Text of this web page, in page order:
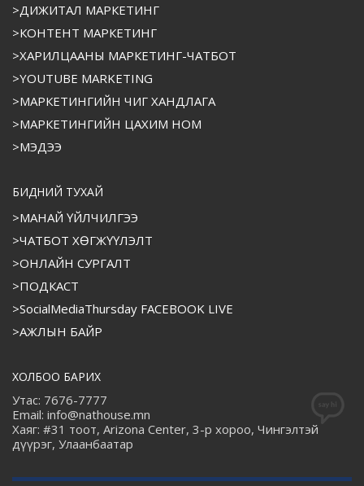
>ДИЖИТАЛ МАРКЕТИНГ
>КОНТЕНТ МАРКЕТИНГ
>ХАРИЛЦААНЫ МАРКЕТИНГ-ЧАТБОТ
>YOUTUBE MARKETING
>МАРКЕТИНГИЙН ЧИГ ХАНДЛАГА
>МАРКЕТИНГИЙН ЦАХИМ НОМ
>МЭДЭЭ
БИДНИЙ ТУХАЙ
>МАНАЙ ҮЙЛЧИЛГЭЭ
>ЧАТБОТ ХӨГЖҮҮЛЭЛТ
>ОНЛАЙН СУРГАЛТ
>ПОДКАСТ
>SocialMediaThursday FACEBOOK LIVE
>АЖЛЫН БАЙР
ХОЛБОО БАРИХ
Утас: 7676-7777
Email: info@nathouse.mn
Хаяг: #31 тоот, Arizona Center, 3-р хороо, Чингэлтэй
дүүрэг, Улаанбаатар